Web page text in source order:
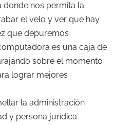
donde nos permita la
el velo y ver que hay
que depuremos
es una caja de
sobre el momento
lograr mejores
la administración
y persona jurídica